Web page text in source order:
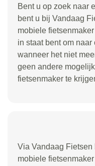
Bent u op zoek naar
bent u bij Vandaag
mobiele
in staat bent om
wanneer het niet
geen andere
fietsenmaker te
Via Vandaag Fietsen
mobiele